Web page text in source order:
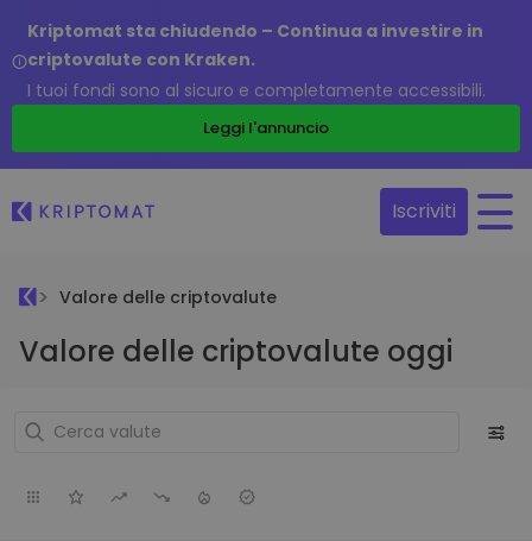
Kriptomat sta chiudendo – Continua a investire in
criptovalute con Kraken.
I tuoi fondi sono al sicuro e completamente accessibili.
Leggi l'annuncio
Iscriviti
Valore delle criptovalute
Valore delle criptovalute oggi